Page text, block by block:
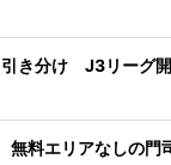
引き分け J3リーグ
無料エリアなしの門